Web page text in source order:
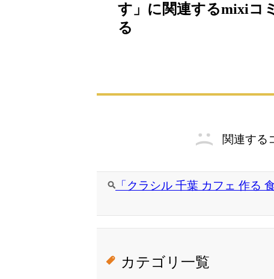
す」に関連するmixiコ
る
関連する
「クラシル 千葉 カフェ 作る
カテゴリ一覧